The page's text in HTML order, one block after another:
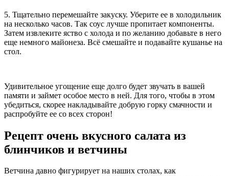
5. Тщательно перемешайте закуску. Уберите ее в холодильник
на несколько часов. Так соус лучше пропитает компоненты.
Затем извлеките яство с холода и по желанию добавьте в него
еще немного майонеза. Всё смешайте и подавайте кушанье на
стол.
Удивительное угощение еще долго будет звучать в вашей
памяти и займет особое место в ней. Для того, чтобы в этом
убедиться, скорее накладывайте добрую горку смачности и
распробуйте ее со всех сторон!
Рецепт очень вкусного салата из
блинчиков и ветчины
Ветчина давно фигурирует на наших столах, как